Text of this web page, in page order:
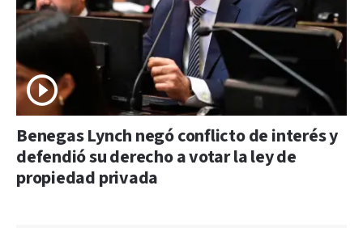
Benegas Lynch negó conflicto de interés y
defendió su derecho a votar la ley de
propiedad privada